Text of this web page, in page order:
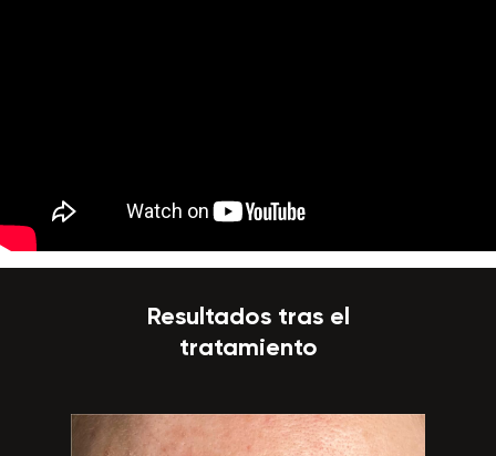
Resultados tras el
tratamiento